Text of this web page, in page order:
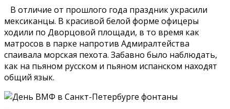
В отличие от прошлого года праздник украсили
мексиканцы. В красивой белой форме офицеры
ходили по Дворцовой площади, в то время как
матросов в парке напротив Адмиралтейства
спаивала морская пехота. Забавно было наблюдать,
как на пьяном русском и пьяном испанском находят
общий язык.